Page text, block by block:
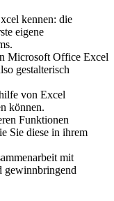
kennen: die
eigene
Microsoft Office Excel
gestalterisch
von Excel
können.
Funktionen
Sie diese in ihrem
mit
gewinnbringend